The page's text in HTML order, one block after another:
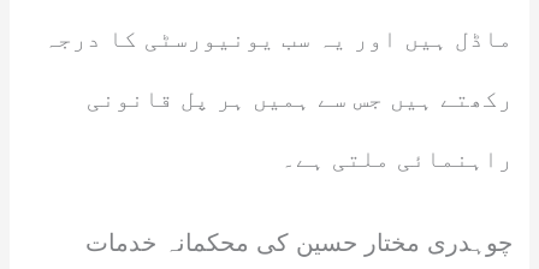
ماڈل ہیں اور یہ سب یونیورسٹی کا درجہ
رکھتے ہیں جس سے ہمیں ہر پل قانونی
راہنمائی ملتی ہے۔
چوہدری مختار حسین کی محکمانہ خدمات